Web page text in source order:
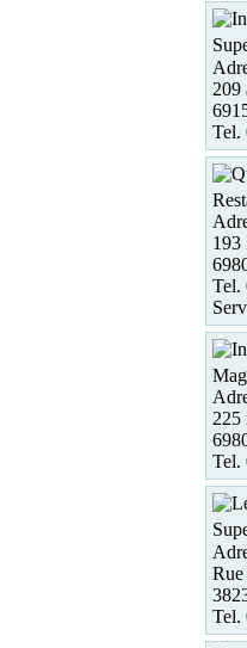
209
Tel.
193
Tel.
225
Tel.
Rue
Tel.